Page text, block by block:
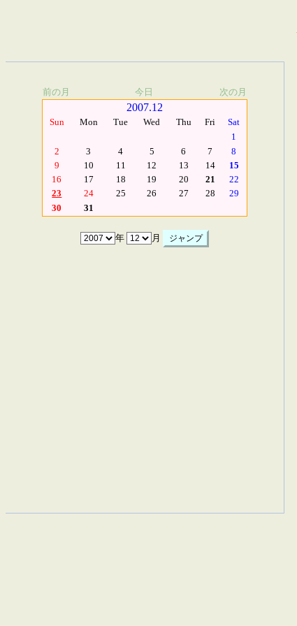
前の月 今日 次の月
2007.12
Sun Mon Tue Wed Thu Fri
Sat
1
2
3 4 5 6 7
8
9
10 11 12 13 14
15
16
17 18 19 20 21
22
23
24 25 26 27 28
29
30
31
年 月